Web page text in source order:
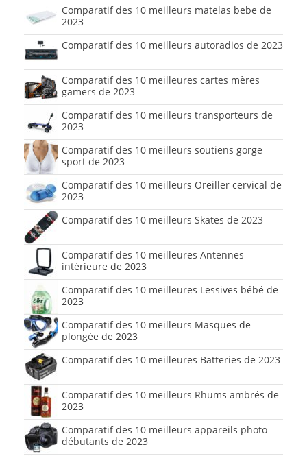
Comparatif des 10 meilleurs matelas bebe de
2023
Comparatif des 10 meilleurs autoradios de 2023
Comparatif des 10 meilleures cartes mères
gamers de 2023
Comparatif des 10 meilleurs transporteurs de
2023
Comparatif des 10 meilleurs soutiens gorge
sport de 2023
Comparatif des 10 meilleurs Oreiller cervical de
2023
Comparatif des 10 meilleurs Skates de 2023
Comparatif des 10 meilleures Antennes
intérieure de 2023
Comparatif des 10 meilleures Lessives bébé de
2023
Comparatif des 10 meilleurs Masques de
plongée de 2023
Comparatif des 10 meilleures Batteries de 2023
Comparatif des 10 meilleurs Rhums ambrés de
2023
Comparatif des 10 meilleurs appareils photo
débutants de 2023